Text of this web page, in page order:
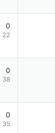
0
22
0
38
0
35